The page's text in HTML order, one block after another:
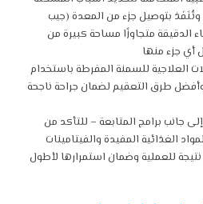
وتُنَفَذ بتوصيل جزء من المعدة (جيب
الدقيقة متجاوزًا مساحة كبيرة من
أي جزء منها
العلاجية للسمنة المفرطة باستخدام
طرق التعقيم لضمان جراحة ناجحة
جانب برامج المتابعة – للتأكد من
الغذائية المفيدة والفيتامينات
للعملية وضمان استمرارها لأطول